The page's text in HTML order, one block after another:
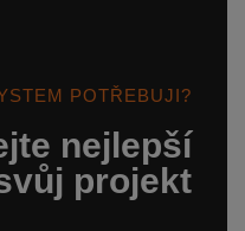
POTŘEBUJI?
nejlepší
projekt